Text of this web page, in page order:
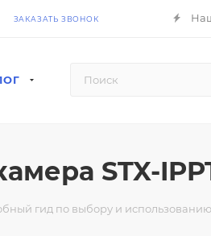
ЗАКАЗАТЬ ЗВОНОК
STX-
гид по выбору и использованию